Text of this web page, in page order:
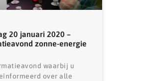
20 januari 2020 –
zonne-energie
waarbij u
over alle